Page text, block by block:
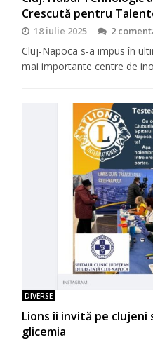
Crescută pentru
18 iulie 2025 2
Cluj-Napoca s-a impus în
mai importante centre de
DIVERSE
Lions îi invită pe
glicemia